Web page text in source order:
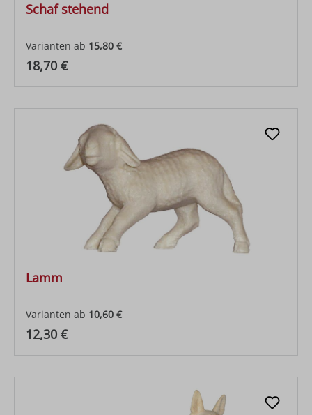
Schaf stehend
Varianten ab 15,80 €
Regulärer Preis:
18,70 €
Lamm
Varianten ab 10,60 €
Regulärer Preis:
12,30 €